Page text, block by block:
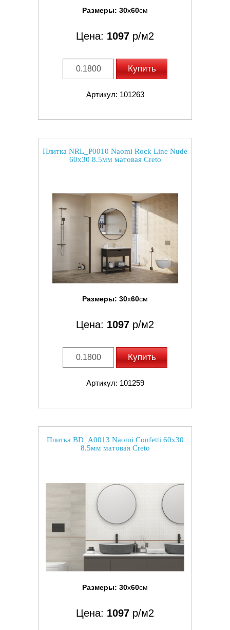
Размеры: 30x60см
Цена: 1097 р/м2
Купить
Артикул: 101263
Плитка NRL_P0010 Naomi Rock Line Nude
60x30 8.5мм матовая Creto
Размеры: 30x60см
Цена: 1097 р/м2
Купить
Артикул: 101259
Плитка BD_A0013 Naomi Confetti 60x30
8.5мм матовая Creto
Размеры: 30x60см
Цена: 1097 р/м2